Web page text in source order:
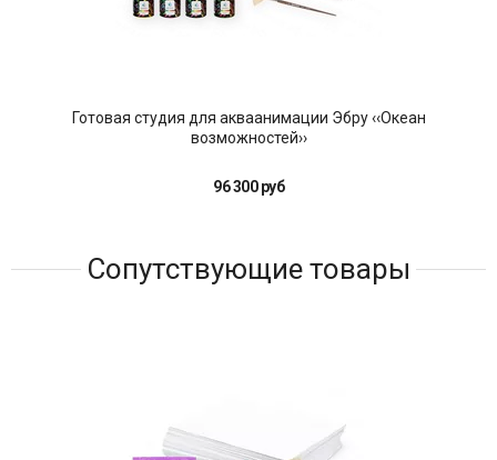
Готовая студия для акваанимации Эбру ‹‹Океан
возможностей››
96 300 руб
Сопутствующие товары